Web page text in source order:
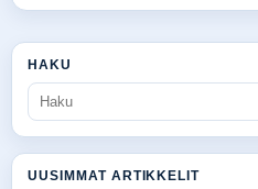
HAKU
UUSIMMAT ARTIKKELIT